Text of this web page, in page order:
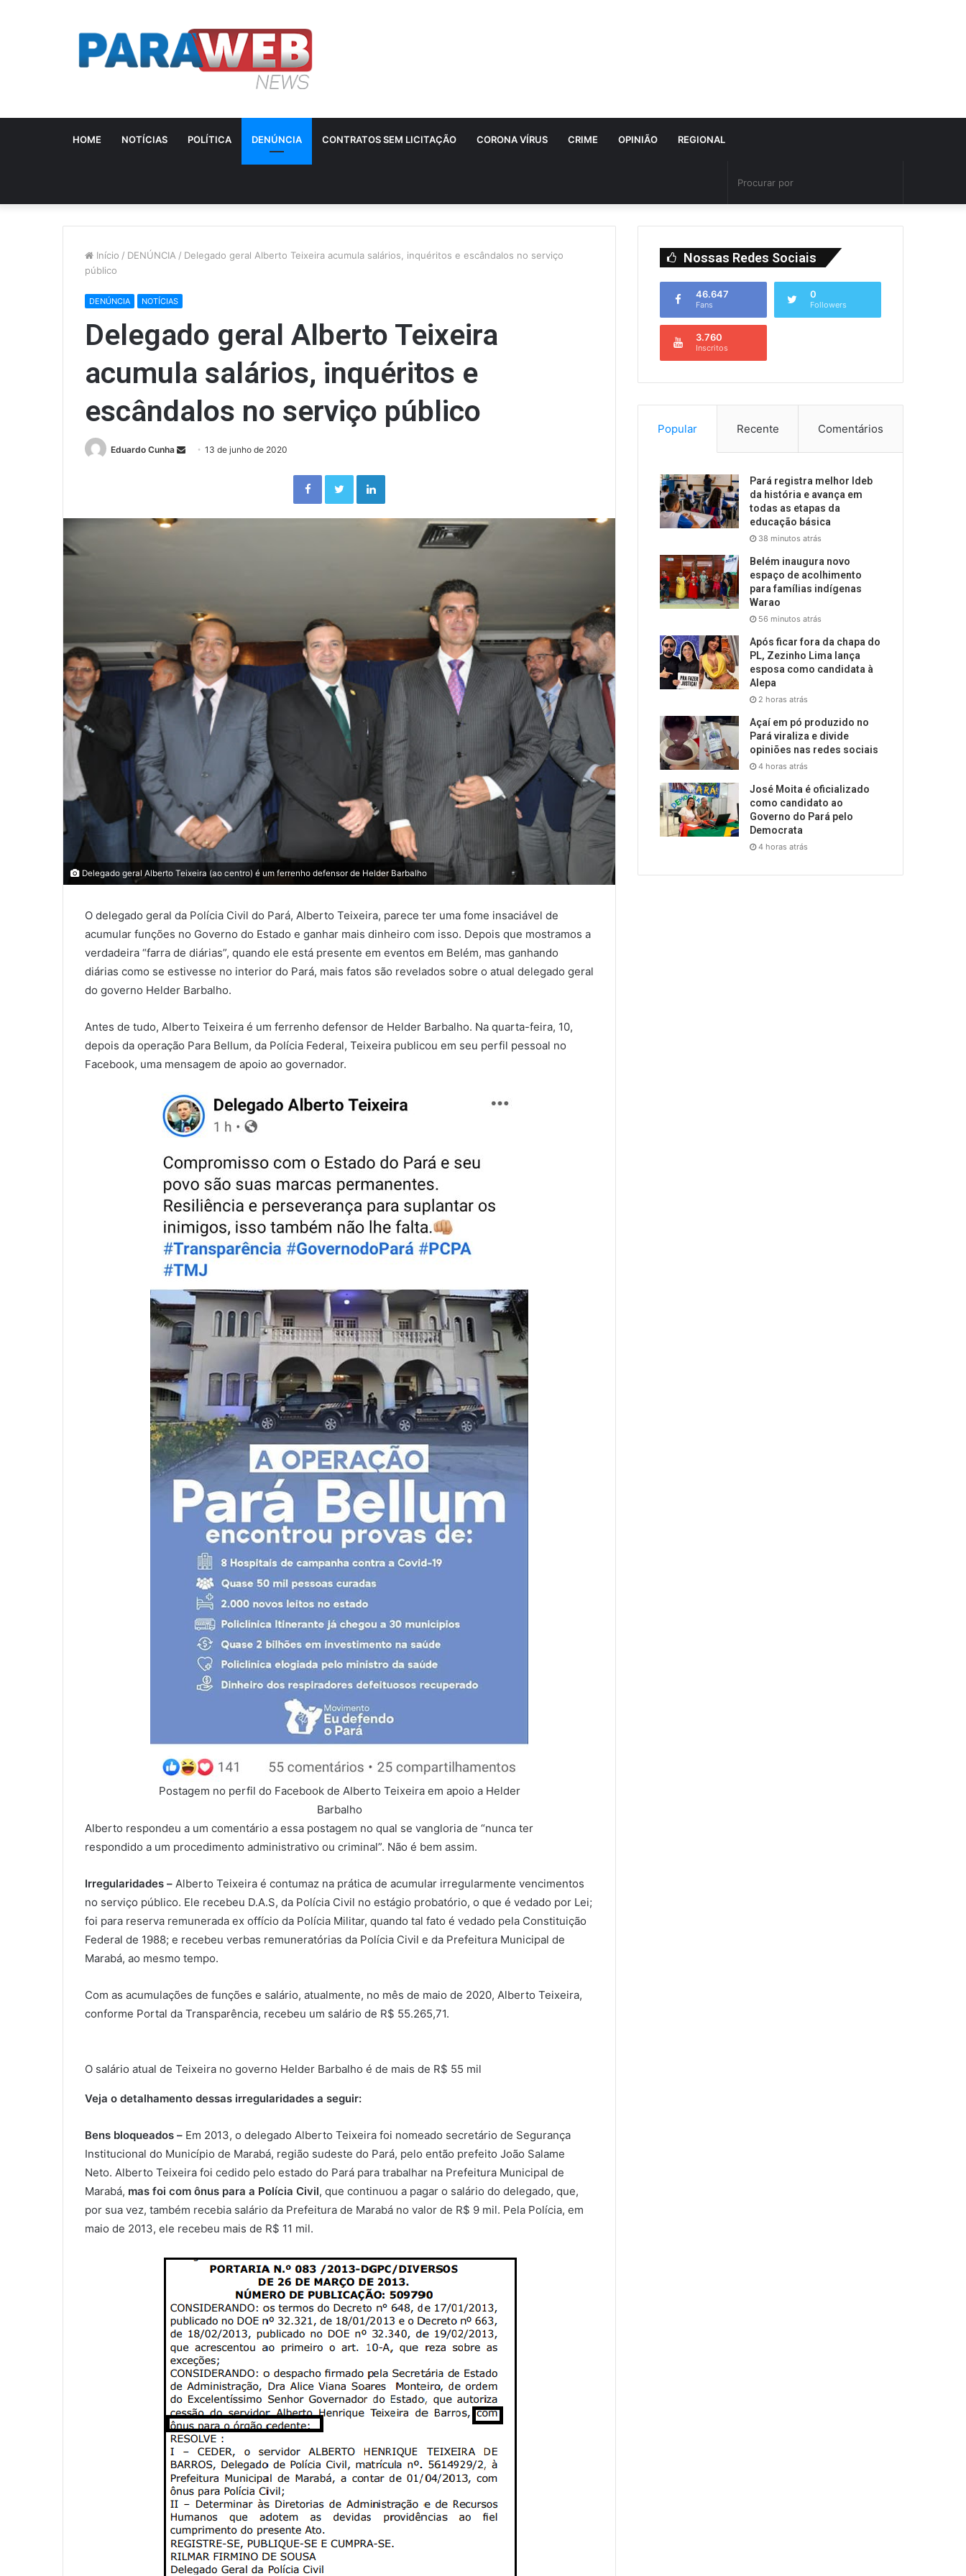
HOME NOTÍCIAS POLÍTICA DENÚNCIA CONTRATOS SEM LICITAÇÃO CORONA VÍRUS CRIME OPINIÃO REGIONAL
Início / DENÚNCIA / Delegado geral Alberto Teixeira acumula salários, inquéritos e escândalos no serviço
público
DENÚNCIA NOTÍCIAS
Delegado geral Alberto Teixeira
acumula salários, inquéritos e
escândalos no serviço público
Eduardo Cunha
Send13 de junho de 2020
FacebookTwitterLinkedin
Delegado geral Alberto Teixeira (ao centro) é um ferrenho defensor de Helder Barbalho
O delegado geral da Polícia Civil do Pará, Alberto Teixeira, parece ter uma fome insaciável de
acumular funções no Governo do Estado e ganhar mais dinheiro com isso. Depois que mostramos a
verdadeira “farra de diárias”, quando ele está presente em eventos em Belém, mas ganhando
diárias como se estivesse no interior do Pará, mais fatos são revelados sobre o atual delegado geral
do governo Helder Barbalho.
Antes de tudo, Alberto Teixeira é um ferrenho defensor de Helder Barbalho. Na quarta-feira, 10,
depois da operação Para Bellum, da Polícia Federal, Teixeira publicou em seu perfil pessoal no
Facebook, uma mensagem de apoio ao governador.
Postagem no perfil do Facebook de Alberto Teixeira em apoio a Helder
Barbalho
Alberto respondeu a um comentário a essa postagem no qual se vangloria de “nunca ter
respondido a um procedimento administrativo ou criminal”. Não é bem assim.
Irregularidades – Alberto Teixeira é contumaz na prática de acumular irregularmente vencimentos
no serviço público. Ele recebeu D.A.S, da Polícia Civil no estágio probatório, o que é vedado por Lei;
foi para reserva remunerada ex offício da Polícia Militar, quando tal fato é vedado pela Constituição
Federal de 1988; e recebeu verbas remuneratórias da Polícia Civil e da Prefeitura Municipal de
Marabá, ao mesmo tempo.
Com as acumulações de funções e salário, atualmente, no mês de maio de 2020, Alberto Teixeira,
conforme Portal da Transparência, recebeu um salário de R$ 55.265,71.
O salário atual de Teixeira no governo Helder Barbalho é de mais de R$ 55 mil
Veja o detalhamento dessas irregularidades a seguir:
Bens bloqueados – Em 2013, o delegado Alberto Teixeira foi nomeado secretário de Segurança
Institucional do Município de Marabá, região sudeste do Pará, pelo então prefeito João Salame
Neto. Alberto Teixeira foi cedido pelo estado do Pará para trabalhar na Prefeitura Municipal de
Marabá, mas foi com ônus para a Polícia Civil, que continuou a pagar o salário do delegado, que,
por sua vez, também recebia salário da Prefeitura de Marabá no valor de R$ 9 mil. Pela Polícia, em
maio de 2013, ele recebeu mais de R$ 11 mil.
Nossas Redes Sociais
46.647
Fans
0
Followers
3.760
Inscritos
Popular Recente Comentários
Pará registra melhor Ideb
da história e avança em
todas as etapas da
educação básica
38 minutos atrás
Belém inaugura novo
espaço de acolhimento
para famílias indígenas
Warao
56 minutos atrás
Após ficar fora da chapa do
PL, Zezinho Lima lança
esposa como candidata à
Alepa
2 horas atrás
Açaí em pó produzido no
Pará viraliza e divide
opiniões nas redes sociais
4 horas atrás
José Moita é oficializado
como candidato ao
Governo do Pará pelo
Democrata
4 horas atrás